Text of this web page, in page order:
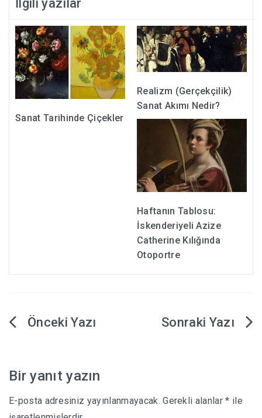
İlgili yazılar
Sanat Tarihinde Çiçekler
Realizm (Gerçekçilik)
Sanat Akımı Nedir?
Haftanın Tablosu:
İskenderiyeli Azize
Catherine Kılığında
Otoportre
Yazı
Bir yanıt yazın
E-posta adresiniz yayınlanmayacak. Gerekli alanlar* ile